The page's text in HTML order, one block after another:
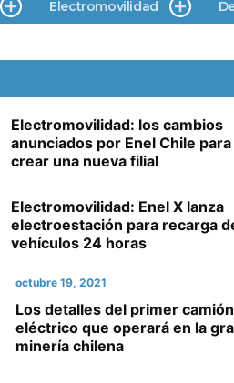
Electromovilidad
Electromovilidad: los cambios
anunciados por Enel Chile para
crear una nueva filial
Electromovilidad: Enel X lanza
electroestación para recarga
vehículos 24 horas
octubre 19, 2021
Los detalles del primer camión
eléctrico que operará en la
minería chilena